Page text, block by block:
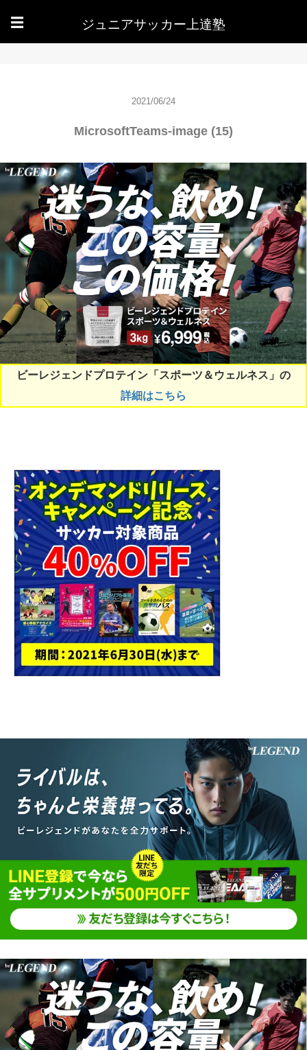
☰ ジュニアサッカー上達塾
2021/06/24
MicrosoftTeams-image (15)
ビーレジェンドプロテイン「スポーツ＆ウェルネス」の
詳細はこちら